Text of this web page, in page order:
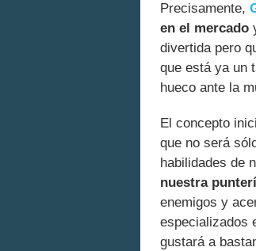
Precisamente,
en el mercado
divertida pero
que está ya un
hueco ante la
El concepto
que no será
habilidades de
nuestra
enemigos y
especializados
gustará a